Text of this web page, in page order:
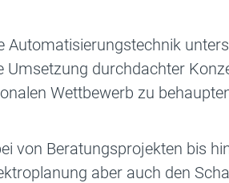
Automatisierungstechnik
Umsetzung durchdachter
Wettbewerb zu
von Beratungsprojekten bis
aber auch den